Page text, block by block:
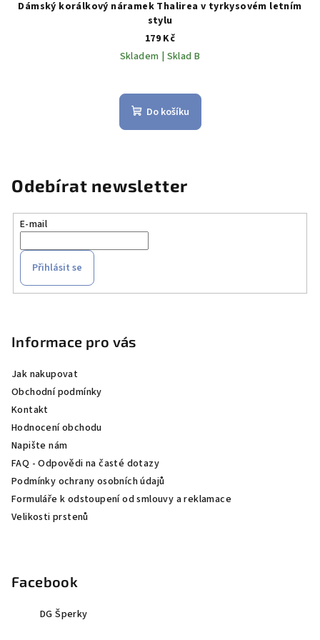
Dámský korálkový náramek Thalirea v tyrkysovém letním
stylu
179 Kč
Skladem | Sklad B
Do košíku
Odebírat newsletter
E-mail
Přihlásit se
Informace pro vás
Jak nakupovat
Obchodní podmínky
Kontakt
Hodnocení obchodu
Napište nám
FAQ - Odpovědi na časté dotazy
Podmínky ochrany osobních údajů
Formuláře k odstoupení od smlouvy a reklamace
Velikosti prstenů
Facebook
DG Šperky